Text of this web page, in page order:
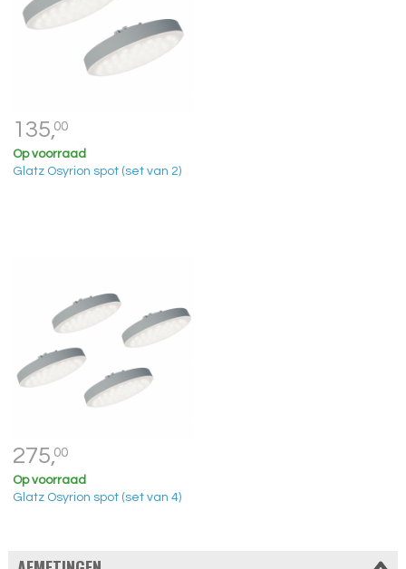
135,00
Op voorraad
Glatz Osyrion spot (set van 2)
275,00
Op voorraad
Glatz Osyrion spot (set van 4)